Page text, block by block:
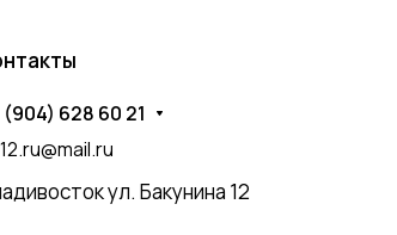
(904) 628 60 21
ул. Бакунина 12